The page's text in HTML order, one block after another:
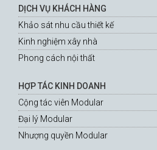
DỊCH VỤ KHÁCH HÀNG
Khảo sát nhu cầu thiết kế
Kinh nghiệm xây nhà
Phong cách nội thất
HỢP TÁC KINH DOANH
Cộng tác viên Modular
Đại lý Modular
Nhượng quyền Modular